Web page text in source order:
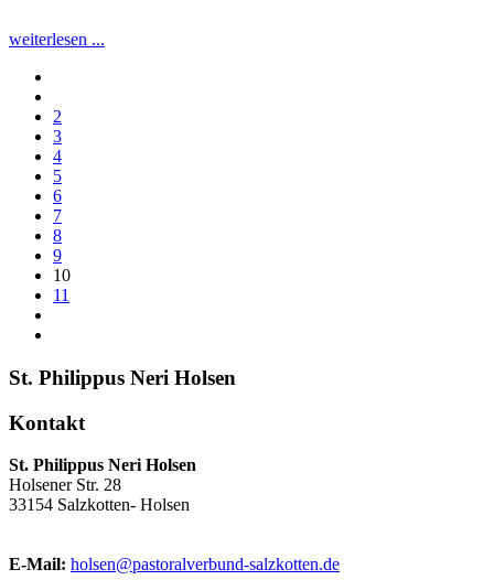
weiterlesen ...
2
3
4
5
6
7
8
9
10
11
St. Philippus Neri Holsen
Kontakt
St. Philippus Neri Holsen
Holsener Str. 28
33154 Salzkotten- Holsen
E-Mail: holsen@pastoralverbund-salzkotten.de